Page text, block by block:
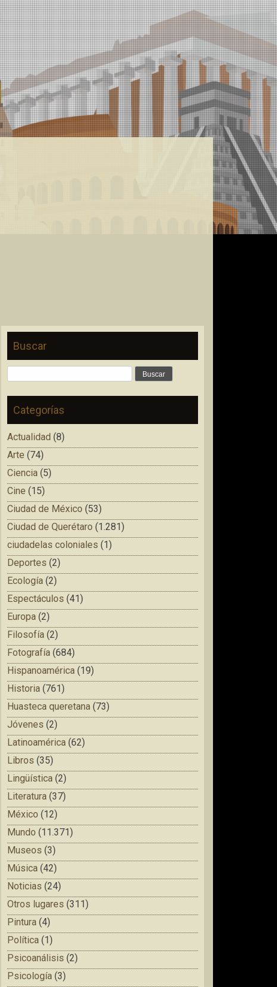
Buscar
Categorías
Actualidad (8)
Arte (74)
Ciencia (5)
Cine (15)
Ciudad de México (53)
Ciudad de Querétaro (1.281)
ciudadelas coloniales (1)
Deportes (2)
Ecología (2)
Espectáculos (41)
Europa (2)
Filosofía (2)
Fotografía (684)
Hispanoamérica (19)
Historia (761)
Huasteca queretana (73)
Jóvenes (2)
Latinoamérica (62)
Libros (35)
Lingüística (2)
Literatura (37)
México (12)
Mundo (11.371)
Museos (3)
Música (42)
Noticias (24)
Otros lugares (311)
Pintura (4)
Política (1)
Psicoanálisis (2)
Psicología (3)